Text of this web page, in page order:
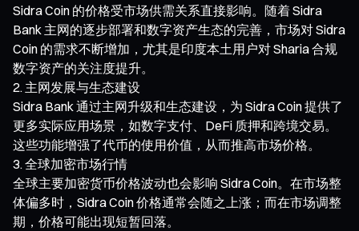
Sidra Coin 的价格受市场供需关系直接影响。随着 Sidra
Bank 主网的逐步部署和数字资产生态的完善，市场对 Sidra
Coin 的需求不断增加，尤其是印度本土用户对 Sharia 合规
数字资产的关注度提升。
主网发展与生态建设
Sidra Bank 通过主网升级和生态建设，为 Sidra Coin 提供了
更多实际应用场景，如数字支付、DeFi 质押和跨境交易。
这些功能增强了代币的使用价值，从而推高市场价格。
全球加密市场行情
全球主要加密货币价格波动也会影响 Sidra Coin。在市场整
体偏多时，Sidra Coin 价格通常会随之上涨；而在市场调整
期，价格可能出现短暂回落。